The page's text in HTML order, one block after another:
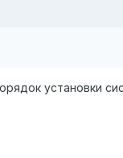
установки